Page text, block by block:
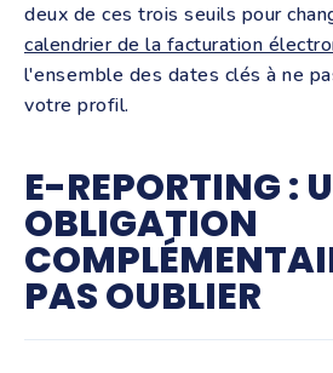
deux de ces trois seuils pour
calendrier de la facturation
l'ensemble des dates clés à ne
votre profil.
E-REPORTING :
OBLIGATION
PAS OUBLIER